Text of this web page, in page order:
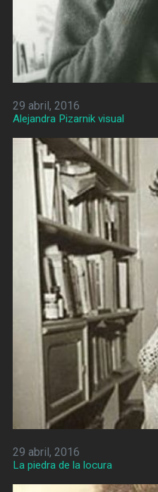
29 abril, 2016
Alejandra Pizarnik visual
29 abril, 2016
La piedra de la locura